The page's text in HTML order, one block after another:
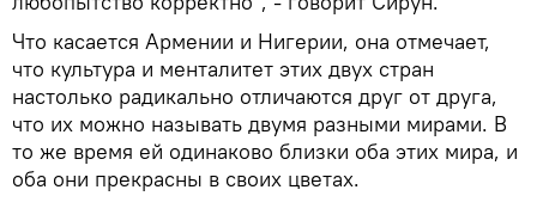
Что касается Армении и Нигерии, она отмечает,
что культура и менталитет этих двух стран
настолько радикально отличаются друг от друга,
что их можно называть двумя разными мирами. В
то же время ей одинаково близки оба этих мира, и
оба они прекрасны в своих цветах.